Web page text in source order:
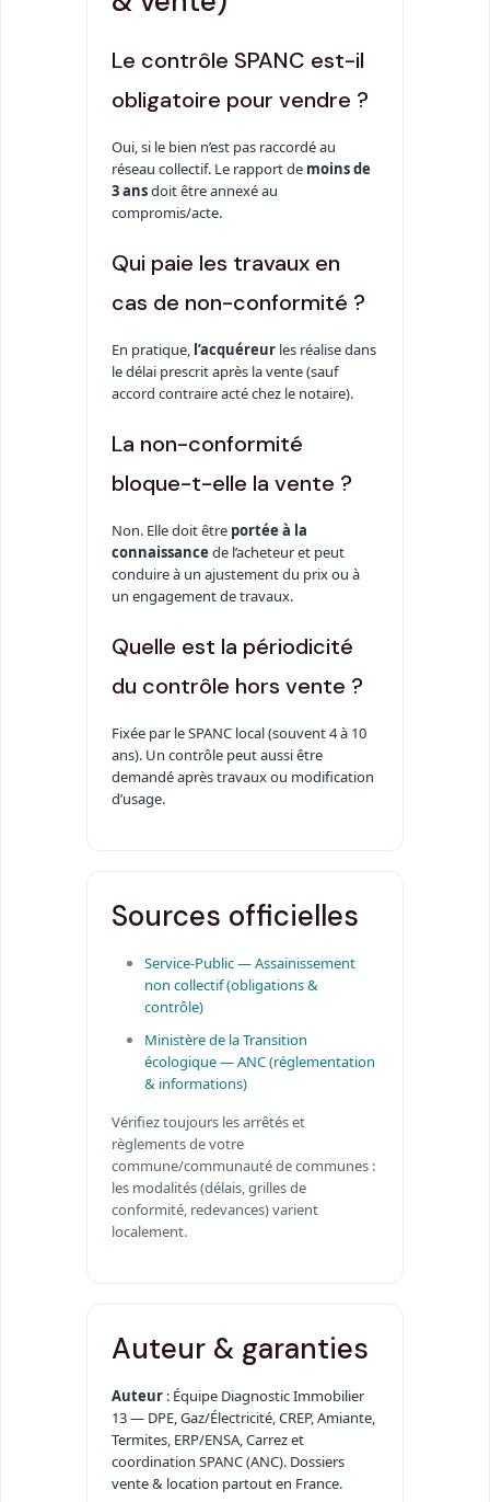
Le contrôle SPANC est-il
obligatoire pour vendre ?
Oui, si le bien n’est pas raccordé au
réseau collectif. Le rapport de moins de
3 ansdoit être annexé au
compromis/acte.
Qui paie les travaux en
cas de non-conformité ?
En pratique, l’acquéreur les réalise dans
le délai prescrit après la vente (sauf
accord contraire acté chez le notaire).
La non-conformité
bloque-t-elle la vente ?
Non. Elle doit être portée à la
connaissance de l’acheteur et peut
conduire à un ajustement du prix ou à
un engagement de travaux.
Quelle est la périodicité
du contrôle hors vente ?
Fixée par le SPANC local (souvent 4 à 10
ans). Un contrôle peut aussi être
demandé après travaux ou modification
d’usage.
Sources officielles
Service-Public — Assainissement
non collectif (obligations &
contrôle)
Ministère de la Transition
écologique — ANC (réglementation
& informations)
Vérifiez toujours les arrêtés et
règlements de votre
commune/communauté de communes :
les modalités (délais, grilles de
conformité, redevances) varient
localement.
Auteur & garanties
Auteur : Équipe Diagnostic Immobilier
13 — DPE, Gaz/Électricité, CREP, Amiante,
Termites, ERP/ENSA, Carrez et
coordination SPANC (ANC). Dossiers
vente & location partout en France.